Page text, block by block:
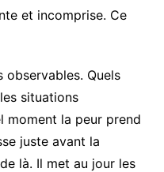
et incomprise. Ce
observables. Quels
situations
moment la peur prend
juste avant la
là. Il met au jour les